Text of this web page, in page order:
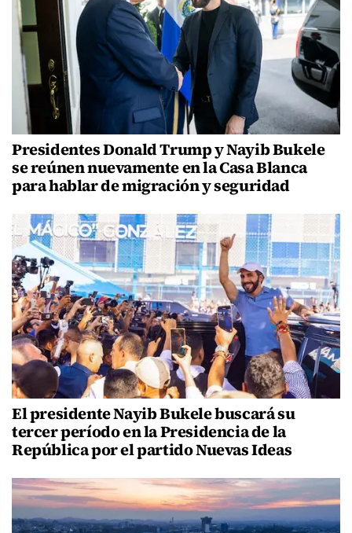
Presidentes Donald Trump y Nayib Bukele
se reúnen nuevamente en la Casa Blanca
para hablar de migración y seguridad
El presidente Nayib Bukele buscará su
tercer período en la Presidencia de la
República por el partido Nuevas Ideas